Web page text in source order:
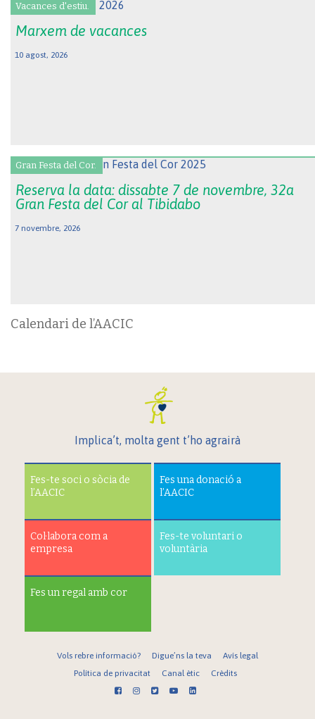
Vacances d'estiu.
Marxem de vacances
10 agost, 2026
Gran Festa del Cor.
Reserva la data: dissabte 7 de novembre, 32a
Gran Festa del Cor al Tibidabo
7 novembre, 2026
Calendari de l’AACIC
Implica’t, molta gent t’ho agrairà
Fes-te soci o sòcia de
l’AACIC
Fes una donació a
l’AACIC
Col·labora com a
empresa
Fes-te voluntari o
voluntària
Fes un regal amb cor
Vols rebre informació? Digue’ns la teva
Avís legal
Política de privacitat
Canal ètic Crèdits